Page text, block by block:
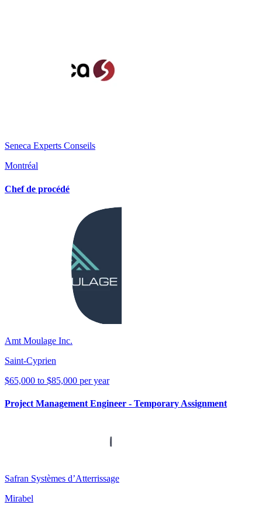
Seneca Experts Conseils
Montréal
Chef de procédé
Amt Moulage Inc.
Saint-Cyprien
$65,000 to $85,000 per year
Project Management Engineer - Temporary Assignment
Safran Systèmes d’Atterrissage
Mirabel